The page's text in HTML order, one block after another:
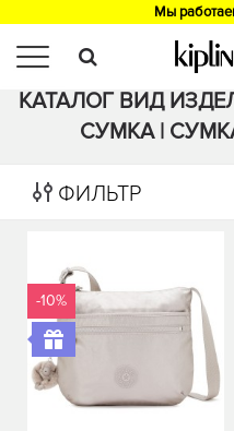
Мы
Главная >Каталог
КАТАЛОГ ВИД
СУМКА |
ФИЛЬТР
-10%